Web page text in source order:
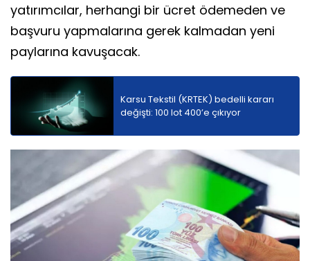
yatırımcılar, herhangi bir ücret ödemeden ve
başvuru yapmalarına gerek kalmadan yeni
paylarına kavuşacak.
Karsu Tekstil (KRTEK) bedelli kararı
değişti: 100 lot 400’e çıkıyor